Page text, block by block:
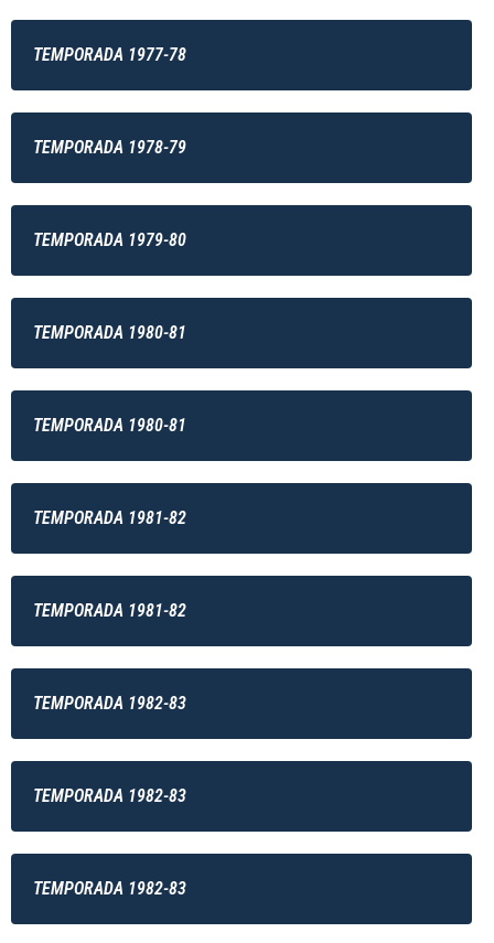
TEMPORADA 1977-78
TEMPORADA 1978-79
TEMPORADA 1979-80
TEMPORADA 1980-81
TEMPORADA 1980-81
TEMPORADA 1981-82
TEMPORADA 1981-82
TEMPORADA 1982-83
TEMPORADA 1982-83
TEMPORADA 1982-83